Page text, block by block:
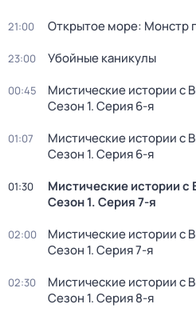
21:00 Открытое море: Монстр
23:00 Убойные каникулы
00:45 Мистические истории с
Сезон 1. Серия 6-я
01:07 Мистические истории с
Сезон 1. Серия 6-я
01:30 Мистические истории
Сезон 1. Серия 7-я
02:00 Мистические истории с
Сезон 1. Серия 7-я
02:30 Мистические истории с
Сезон 1. Серия 8-я